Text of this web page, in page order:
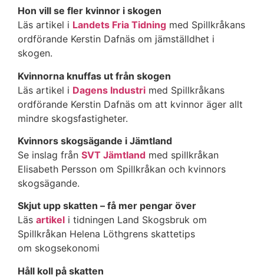
Hon vill se fler kvinnor i skogen
Läs artikel i Landets Fria Tidning med Spillkråkans
ordförande Kerstin Dafnäs om jämställdhet i
skogen.
Kvinnorna knuffas ut från skogen
Läs artikel i Dagens Industri med Spillkråkans
ordförande Kerstin Dafnäs om att kvinnor äger allt
mindre skogsfastigheter.
Kvinnors skogsägande i Jämtland
Se inslag från SVT Jämtland med spillkråkan
Elisabeth Persson om Spillkråkan och kvinnors
skogsägande.
Skjut upp skatten – få mer pengar över
Läs artikel i tidningen Land Skogsbruk om
Spillkråkan Helena Löthgrens skattetips
om skogsekonomi
Håll koll på skatten